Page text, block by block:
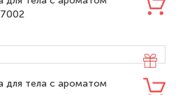
для тела с ароматом